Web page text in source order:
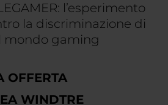
l’esperimento
la discriminazione di
mondo gaming
OFFERTA
WINDTRE